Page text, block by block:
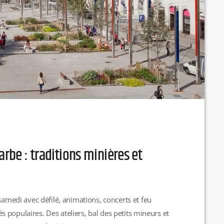
: traditions minières et
avec défilé, animations, concerts et feu
populaires. Des ateliers, bal des petits mineurs et